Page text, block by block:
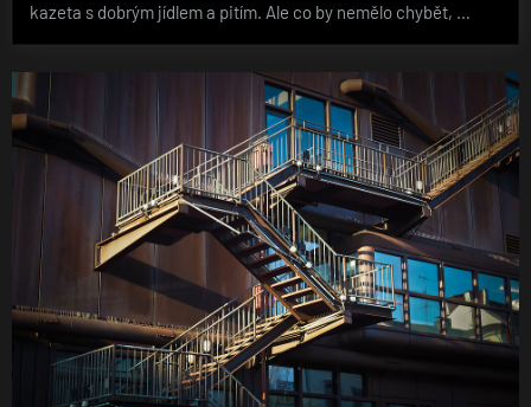
kazeta s dobrým jídlem a pitím. Ale co by nemělo chybět, …